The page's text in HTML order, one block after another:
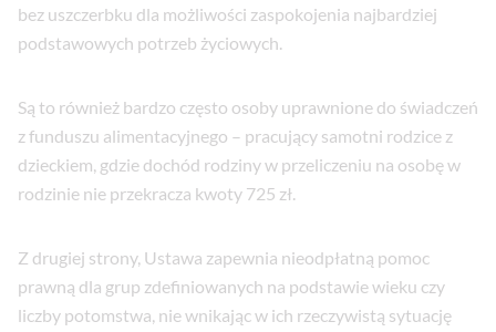
bez uszczerbku dla możliwości zaspokojenia najbardziej
podstawowych potrzeb życiowych.
Są to również bardzo często osoby uprawnione do świadczeń
z funduszu alimentacyjnego – pracujący samotni rodzice z
dzieckiem, gdzie dochód rodziny w przeliczeniu na osobę w
rodzinie nie przekracza kwoty 725 zł.
Z drugiej strony, Ustawa zapewnia nieodpłatną pomoc
prawną dla grup zdefiniowanych na podstawie wieku czy
liczby potomstwa, nie wnikając w ich rzeczywistą sytuację